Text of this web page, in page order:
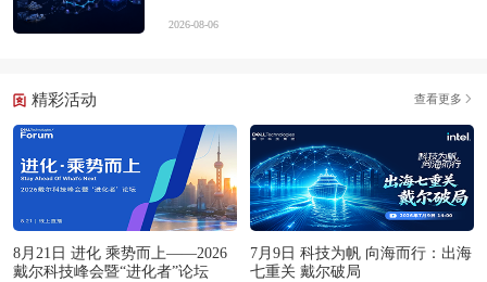
2026-08-06
精彩活动 查看更多
8月21日 进化 乘势而上——2026
戴尔科技峰会暨“进化者”论坛
7月9日 科技为帆 向海而行：出海
七重关 戴尔破局